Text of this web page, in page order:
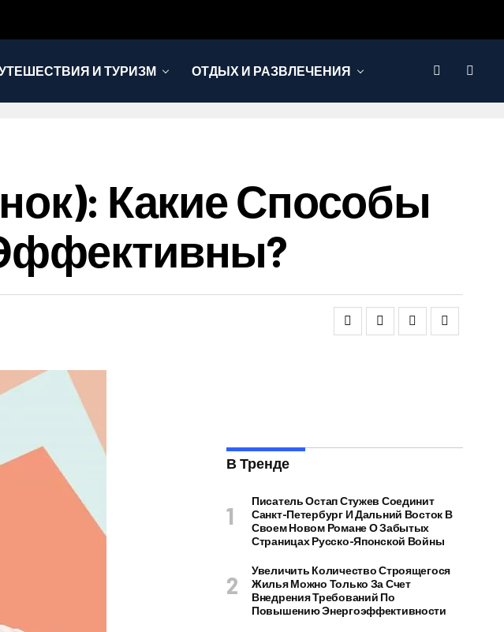
И ТУРИЗМ ОТДЫХ И РАЗВЛЕЧЕНИЯ
Какие Способы
В Тренде
Писатель Остап Стужев Соединит
Санкт-Петербург И Дальний Восток В
Своем Новом Романе О Забытых
Страницах Русско-Японской Войны
Увеличить Количество Строящегося
Жилья Можно Только За Счет
Внедрения Требований По
Повышению Энергоэффективности